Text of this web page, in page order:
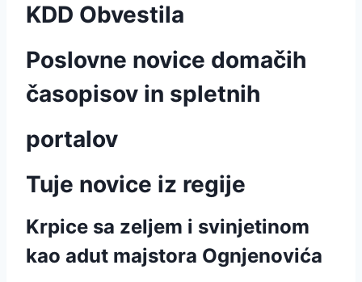
KDD Obvestila
Poslovne novice domačih
časopisov in spletnih
portalov
Tuje novice iz regije
Krpice sa zeljem i svinjetinom
kao adut majstora Ognjenovića